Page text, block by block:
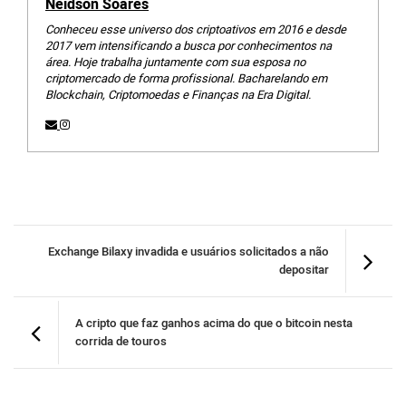
Neidson Soares
Conheceu esse universo dos criptoativos em 2016 e desde
2017 vem intensificando a busca por conhecimentos na
área. Hoje trabalha juntamente com sua esposa no
criptomercado de forma profissional. Bacharelando em
Blockchain, Criptomoedas e Finanças na Era Digital.
Exchange Bilaxy invadida e usuários solicitados a não
depositar
A cripto que faz ganhos acima do que o bitcoin nesta
corrida de touros